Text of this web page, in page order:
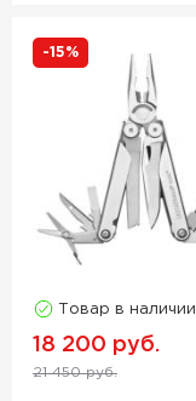
-15%
Товар в наличии
18 200 руб.
21 450 руб.